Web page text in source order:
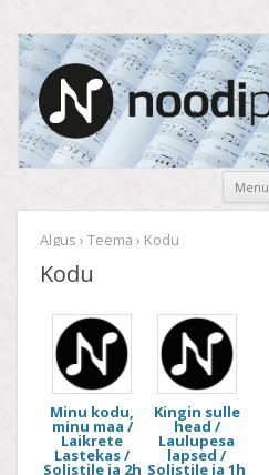
Noodipank
noodipank.ee
Menu
Algus › Teema › Kodu
Kodu
Minu kodu,
minu maa /
Laikrete
Lastekas /
Solistile ja 2h
Kingin sulle
head /
Laulupesa
lapsed /
Solistile ja 1h